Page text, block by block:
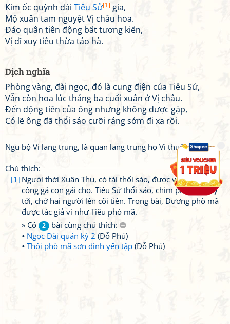
Kim ốc quỳnh đài Tiêu Sử[1] gia,
Mộ xuân tam nguyệt Vị châu hoa.
Đáo quân tiên động bất tương kiến,
Vị dĩ xuy tiêu thừa tảo hà.
Dịch nghĩa
Phòng vàng, đài ngọc, đó là cung điện của Tiêu Sử,
Vẫn còn hoa lúc tháng ba cuối xuân ở Vị châu.
Đến động tiên của ông nhưng không được gặp,
Có lẽ ông đã thổi sáo cưỡi ráng sớm đi xa rồi.
Ngu bộ Vi lang trung, là quan lang trung họ Vi thuộc bộ ngu.
Chú thích:
[1] Người thời Xuân Thu, có tài thổi sáo, được vua Tần Mục
công gả con gái cho. Tiêu Sử thổi sáo, chim phượng bay
tới, chở hai người lên cõi tiên. Trong bài, Dương phò mã
được tác giả ví như Tiêu phò mã.
» Có
2
bài cùng chú thích:
Ngọc Đài quán kỳ 2 (Đỗ Phủ)
Thôi phò mã sơn đình yến tập (Đỗ Phủ)